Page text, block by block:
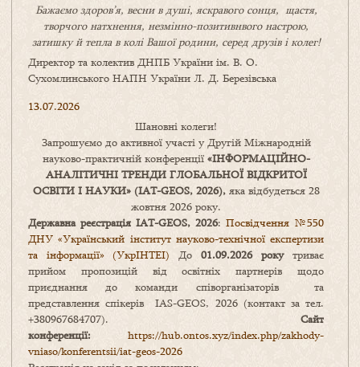
Бажаємо здоров’я, весни в душі, яскравого сонця, щастя,
творчого натхнення, незмінно-позитивнвого настрою,
затишкуйтепла в коліВашоїродини, серед друзів і колег!
Директор та колектив ДНПБ України ім. В. О.
Сухомлинського НАПН України Л. Д. Березівська
13.07.2026
Шановні колеги!
Запрошуємо до активної участі у Другій Міжнародній
науково-практичній конференції «ІНФОРМАЦІЙНО-
АНАЛІТИЧНІ ТРЕНДИ ГЛОБАЛЬНОЇ ВІДКРИТОЇ
ОСВІТИ І НАУКИ» (IAT-GEOS, 2026),яка відбудеться 28
жовтня 2026 року.
Державна реєстрація IAT-GEOS, 2026: Посвідчення №550
ДНУ «Український інститут науково-технічної експертизи
та інформації» (УкрІНТЕІ)
До 01.09.2026 рокутриває
прийом пропозицій від освітніх партнерів щодо
приєднання до команди співорганізаторів та
представлення спікерів IAS-GEOS, 2026 (контакт за тел.
+380967684707). Сайт
конференції: https://hub.ontos.xyz/index.php/zakhody-
vniaso/konferentsii/iat-geos-2026